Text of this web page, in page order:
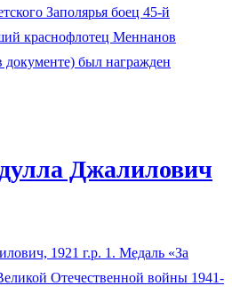
Заполярья боец 45-й
краснофлотец Меннанов
документе) был награжден
Джалилович
1921 г.р. 1. Медаль «За
Отечественной войны 1941-